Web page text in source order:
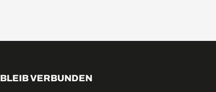
BLEIB VERBUNDEN